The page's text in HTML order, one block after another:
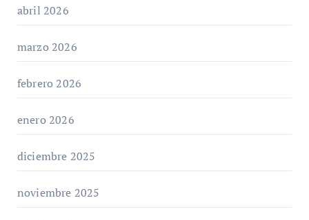
abril 2026
marzo 2026
febrero 2026
enero 2026
diciembre 2025
noviembre 2025